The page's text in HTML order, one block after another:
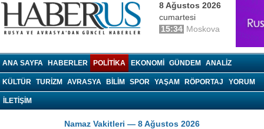
8 Ağustos 2026
cumartesi
15:34 Moskova
ANA SAYFA HABERLER POLITIKA EKONOMI GÜNDEM ANALIZ
KÜLTÜR TURIZM AVRASYA BILIM SPOR YAŞAM RÖPORTAJ YORUM
İLETİŞİM
Namaz Vakitleri — 8 Ağustos 2026